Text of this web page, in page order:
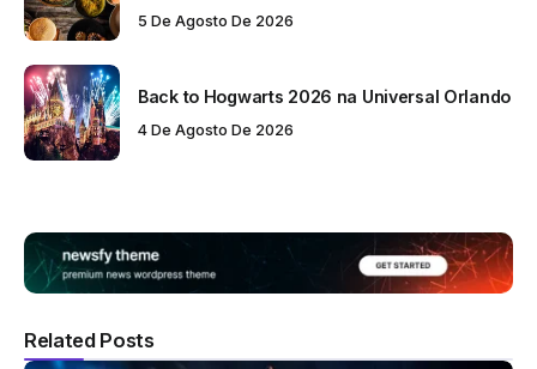
5 De Agosto De 2026
Back to Hogwarts 2026 na Universal Orlando
4 De Agosto De 2026
Related Posts